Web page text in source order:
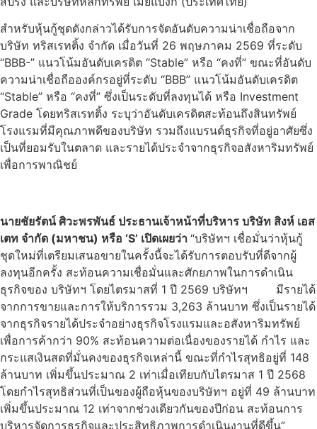
สำหรับหุ้นกู้ชุดดังกล่าวได้รับการจัดอันดับความน่าเชื่อถือจาก
บริษัท ทริสเรทติ้ง จำกัด เมื่อวันที่ 26 พฤษภาคม 2569 ที่ระดับ
“BBB-” แนวโน้มอันดับเครดิต “Stable” หรือ “คงที่” ขณะที่อันดับ
ความน่าเชื่อถือองค์กรอยู่ที่ระดับ “BBB” แนวโน้มอันดับเครดิต
“Stable” หรือ “คงที่” ซึ่งเป็นระดับที่ลงทุนได้ หรือ Investment
Grade โดยทริสเรทติ้ง ระบุว่าอันดับเครดิตสะท้อนถึงสินทรัพย์
โรงแรมที่มีคุณภาพดีของบริษัท รวมถึงแบรนด์ธุรกิจที่อยู่อาศัยซึ่ง
เป็นที่ยอมรับในตลาด และรายได้ประจำจากธุรกิจอสังหาริมทรัพย์
เพื่อการพาณิชย์
นายชัยรัตน์ ศิวะพรพันธ์ ประธานเจ้าหน้าที่บริหาร บริษัท สิงห์ เอส
เตท จำกัด (มหาชน) หรือ ‘S’ เปิดเผยว่า “บริษัทฯ เชื่อมั่นว่าหุ้นกู้
ชุดใหม่ที่เตรียมเสนอขายในครั้งนี้จะได้รับการตอบรับที่ดีจากผู้
ลงทุนอีกครั้ง สะท้อนความเชื่อมั่นและศักยภาพในการดำเนิน
ธุรกิจของ บริษัทฯ โดยไตรมาสที่ 1 ปี 2569 บริษัทฯ มีรายได้
จากการขายและการให้บริการรวม 3,263 ล้านบาท ซึ่งเป็นรายได้
จากธุรกิจรายได้ประจำอย่างธุรกิจโรงแรมและอสังหาริมทรัพย์
เพื่อการค้ากว่า 90% สะท้อนความต่อเนื่องของรายได้ กำไร และ
กระแสเงินสดที่มั่นคงของธุรกิจเหล่านี้ ขณะที่กำไรสุทธิอยู่ที่ 148
ล้านบาท เพิ่มขึ้นประมาณ 2 เท่าเมื่อเทียบกับไตรมาส 1 ปี 2568
โดยกำไรสุทธิส่วนที่เป็นของผู้ถือหุ้นของบริษัทฯ อยู่ที่ 49 ล้านบาท
เพิ่มขึ้นประมาณ 12 เท่าจากช่วงเดียวกันของปีก่อน สะท้อนการ
บริหารจัดการธุรกิจและประสิทธิภาพการดำเนินงานที่ดีขึ้น”